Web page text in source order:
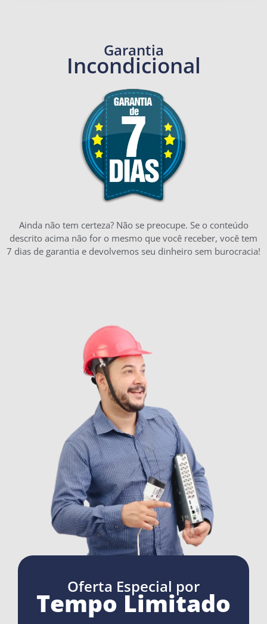
Garantia
Incondicional
Ainda não tem certeza? Não se preocupe. Se o conteúdo
descrito acima não for o mesmo que você receber, você tem
7 dias de garantia e devolvemos seu dinheiro sem burocracia!
Oferta Especial por
Tempo Limitado